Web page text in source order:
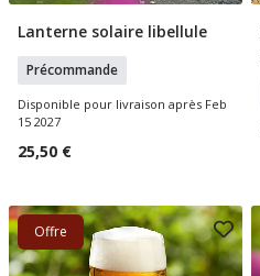
Précommande
Lanterne solaire libellule
Précommande
Disponible pour livraison après Feb
15 2027
25,50 €
Offre